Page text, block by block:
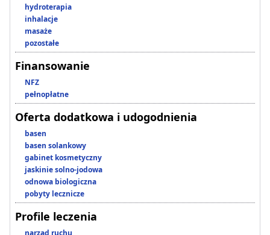
hydroterapia
inhalacje
masaże
pozostałe
Finansowanie
NFZ
pełnopłatne
Oferta dodatkowa i udogodnienia
basen
basen solankowy
gabinet kosmetyczny
jaskinie solno-jodowa
odnowa biologiczna
pobyty lecznicze
Profile leczenia